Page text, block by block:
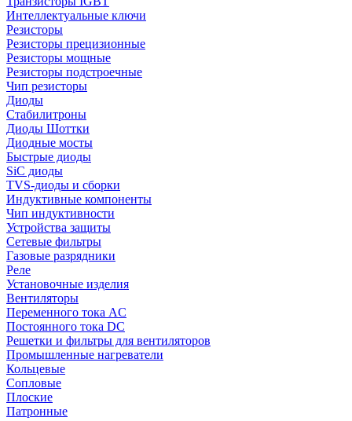
Интеллектуальные ключи
Резисторы
Резисторы прецизионные
Резисторы мощные
Резисторы подстроечные
Чип резисторы
Диоды
Стабилитроны
Диоды Шоттки
Диодные мосты
Быстрые диоды
SiC диоды
TVS-диоды и сборки
Индуктивные компоненты
Чип индуктивности
Устройства защиты
Сетевые фильтры
Газовые разрядники
Реле
Установочные изделия
Вентиляторы
Переменного тока AC
Постоянного тока DC
Решетки и фильтры для вентиляторов
Промышленные нагреватели
Кольцевые
Сопловые
Плоские
Патронные